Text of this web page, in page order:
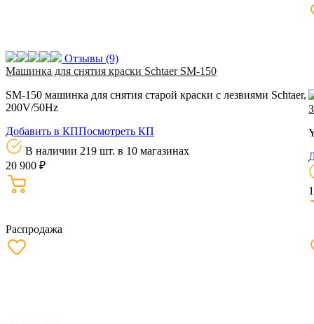
Отзывы (9)
Машинка для снятия краски Schtaer SM-150
SM-150 машинка для снятия старой краски с лезвиями Schtaer,
200V/50Hz
Добавить в КППосмотреть КП
В наличии 219 шт. в 10 магазинах
20 900 ₽
Распродажа